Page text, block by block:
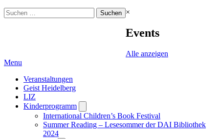
Suchen
nach:
×
Events
Alle anzeigen
Menu
Veranstaltungen
Geist Heidelberg
LIZ
Kinderprogramm
submenu
International Children’s Book Festival
Summer Reading – Lesesommer der DAI Bibliothek
2024